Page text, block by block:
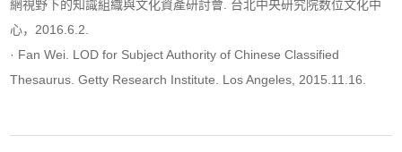
網視野下的知識組織與文化資產研討會. 台北中央研究院数位文化中
心，2016.6.2.
· Fan Wei. LOD for Subject Authority of Chinese Classified
Thesaurus. Getty Research Institute. Los Angeles, 2015.11.16.